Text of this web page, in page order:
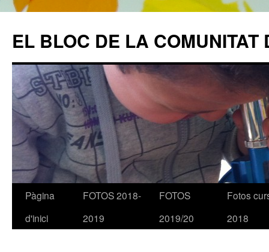
EL BLOC DE LA COMUNITAT
Vés
Pàgina
d'inici
FOTOS 2018-
2019
FOTOS
2019/20
Fotos
2018